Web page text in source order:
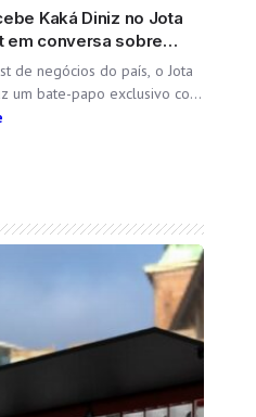
Durante 11 dias, o Parque
Kaká Diniz no Jota
em conversa sobre
de negócios do país, o Jota
um bate-papo exclusivo com
da Non Stop, que
[…]